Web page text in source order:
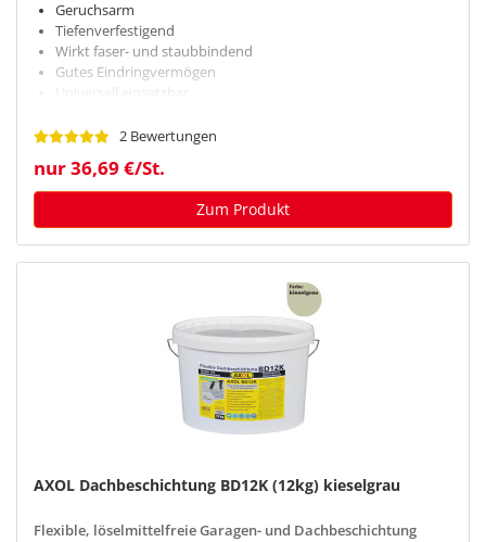
Geruchsarm
Tiefenverfestigend
Wirkt faser- und staubbindend
Gutes Eindringvermögen
Universell einsetzbar
2 Bewertungen
nur 36,69 €/St.
Zum Produkt
AXOL Dachbeschichtung BD12K (12kg) kieselgrau
Flexible, löselmittelfreie Garagen- und Dachbeschichtung